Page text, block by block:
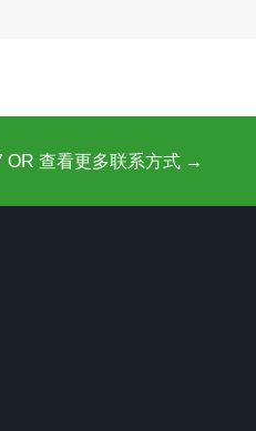
OR 查看更多联系方式 →